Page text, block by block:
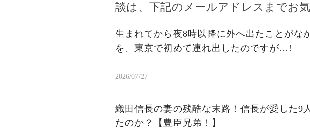
談は、下記のメールアドレスまでお
生まれてから夜8時以降に外へ出たことがな
を、東京で初めて連れ出したのですが…!
2026/07/27
織田信長の妻の残酷な末路！信長が愛した9
たのか？【豊臣兄弟！】